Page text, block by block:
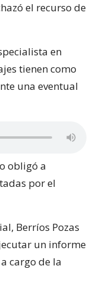
el recurso de
en
tienen como
una eventual
obligó a
por el
Berríos Pozas
un informe
cargo de la